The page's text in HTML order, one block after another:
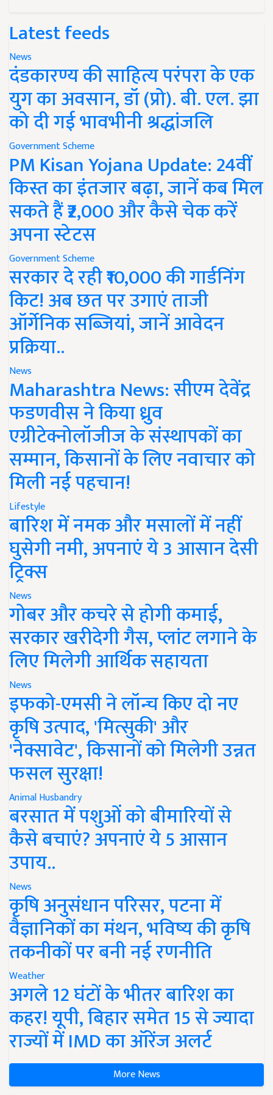
Latest feeds
News
दंडकारण्य की साहित्य परंपरा के एक
युग का अवसान, डॉ (प्रो). बी. एल. झा
को दी गई भावभीनी श्रद्धांजलि
Government Scheme
PM Kisan Yojana Update: 24वीं
किस्त का इंतजार बढ़ा, जानें कब मिल
सकते हैं ₹2,000 और कैसे चेक करें
अपना स्टेटस
Government Scheme
सरकार दे रही ₹10,000 की गार्डनिंग
किट! अब छत पर उगाएं ताजी
ऑर्गेनिक सब्जियां, जानें आवेदन
प्रक्रिया..
News
Maharashtra News: सीएम देवेंद्र
फडणवीस ने किया ध्रुव
एग्रीटेक्नोलॉजीज के संस्थापकों का
सम्मान, किसानों के लिए नवाचार को
मिली नई पहचान!
Lifestyle
बारिश में नमक और मसालों में नहीं
घुसेगी नमी, अपनाएं ये 3 आसान देसी
ट्रिक्स
News
गोबर और कचरे से होगी कमाई,
सरकार खरीदेगी गैस, प्लांट लगाने के
लिए मिलेगी आर्थिक सहायता
News
इफको-एमसी ने लॉन्च किए दो नए
कृषि उत्पाद, 'मित्सुकी' और
'नेक्सावेट', किसानों को मिलेगी उन्नत
फसल सुरक्षा!
Animal Husbandry
बरसात में पशुओं को बीमारियों से
कैसे बचाएं? अपनाएं ये 5 आसान
उपाय..
News
कृषि अनुसंधान परिसर, पटना में
वैज्ञानिकों का मंथन, भविष्य की कृषि
तकनीकों पर बनी नई रणनीति
Weather
अगले 12 घंटों के भीतर बारिश का
कहर! यूपी, बिहार समेत 15 से ज्यादा
राज्यों में IMD का ऑरेंज अलर्ट
More News